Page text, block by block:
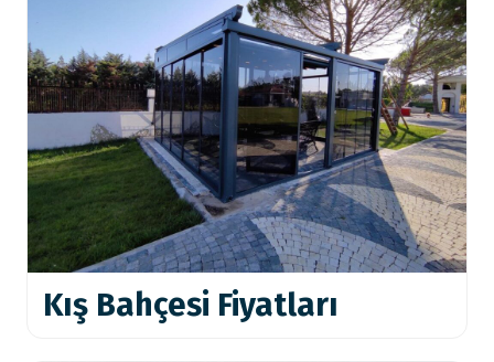
Kış Bahçesi Fiyatları